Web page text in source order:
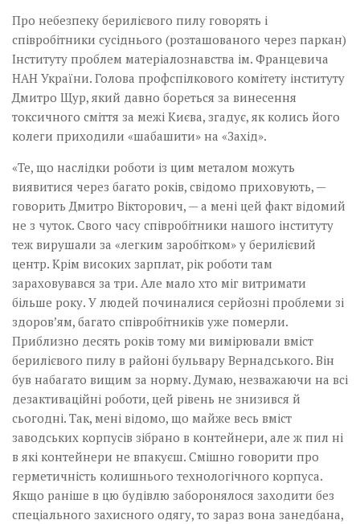
Про небезпеку берилієвого пилу говорять і
співробітники сусіднього (розташованого через паркан)
Інституту проблем матеріалознавства ім. Францевича
НАН України. Голова профспілкового комітету інституту
Дмитро Щур, який давно бореться за винесення
токсичного сміття за межі Києва, згадує, як колись його
колеги приходили «шабашити» на «Захід».
«Те, що наслідки роботи із цим металом можуть
виявитися через багато років, свідомо приховують, —
говорить Дмитро Вікторович,­ — а мені цей факт відомий
не з чуток. Свого часу співробітники нашого інституту
теж вирушали за «легким заробітком» у берилієвий
центр. Крім високих зар­плат, рік роботи там
зараховувався за три. Але мало хто міг витримати
більше року. У людей починалися серйозні проблеми зі
здоров’ям, багато співробітників уже померли.
Приблизно десять років тому ми вимірювали вміст
берилієвого пилу в районі бульвару Вернадського. Він
був набагато вищим за норму. Думаю, незважаючи на всі
дезактиваційні роботи, цей рівень не знизився й
сьогодні. Так, мені відомо, що майже весь вміст
заводських корпусів зібрано в контейнери, але ж пил ні
в які контейнери не впакуєш. Смішно говорити про
герметичність колишнього технологічного корпуса.
Якщо раніше в цю будівлю заборонялося заходити без
спеціального захисного одягу, то зараз вона занедбана,